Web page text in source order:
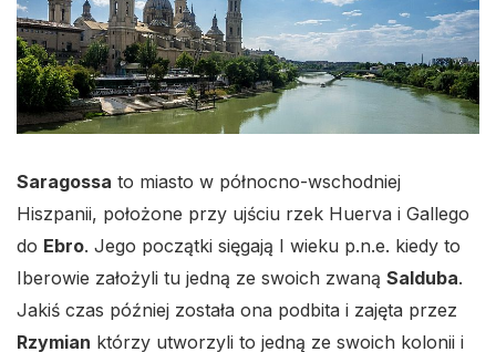
Saragossa to miasto w północno-wschodniej
Hiszpanii, położone przy ujściu rzek Huerva i Gallego
do Ebro. Jego początki sięgają I wieku p.n.e. kiedy to
Iberowie założyli tu jedną ze swoich zwaną Salduba.
Jakiś czas później została ona podbita i zajęta przez
Rzymian którzy utworzyli to jedną ze swoich kolonii i